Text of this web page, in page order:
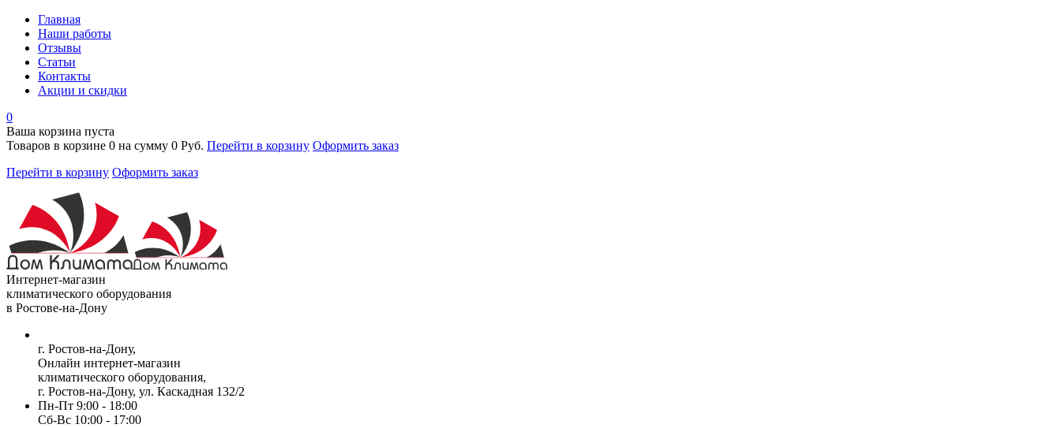
Главная
Наши работы
Отзывы
Статьи
Контакты
Акции и скидки
0
Ваша корзина пуста
Товаров в корзине 0 на сумму 0 Руб. Перейти в корзину Оформить заказ
Перейти в корзину Оформить заказ
Интернет-магазин
климатического оборудования
в Ростове-на-Дону
г. Ростов-на-Дону,
Онлайн интернет-магазин
климатического оборудования,
г. Ростов-на-Дону, ул. Каскадная 132/2
Пн-Пт 9:00 - 18:00
Сб-Вс 10:00 - 17:00